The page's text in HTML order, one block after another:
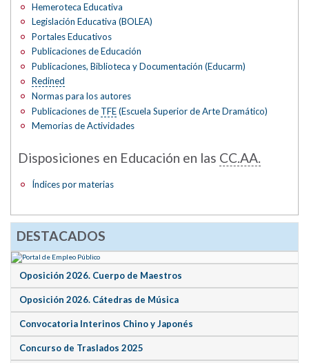
Hemeroteca Educativa
Legislación Educativa (BOLEA)
Portales Educativos
Publicaciones de Educación
Publicaciones, Biblioteca y Documentación (Educarm)
Redined
Normas para los autores
Publicaciones de TFE(Escuela Superior de Arte Dramático)
Memorias de Actividades
Disposiciones en Educación en las CC.AA.
Índices por materias
DESTACADOS
Oposición 2026. Cuerpo de Maestros
Oposición 2026. Cátedras de Música
Convocatoria Interinos Chino y Japonés
Concurso de Traslados 2025